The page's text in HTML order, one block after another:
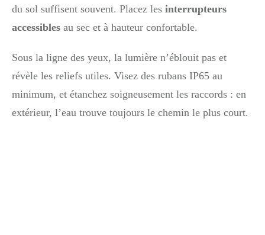
du sol suffisent souvent. Placez les interrupteurs
accessibles au sec et à hauteur confortable.
Sous la ligne des yeux, la lumière n’éblouit pas et
révèle les reliefs utiles. Visez des rubans IP65 au
minimum, et étanchez soigneusement les raccords : en
extérieur, l’eau trouve toujours le chemin le plus court.